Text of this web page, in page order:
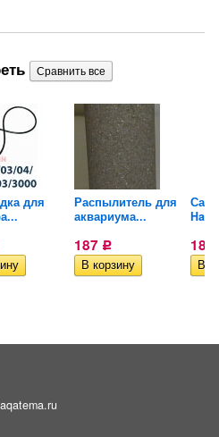
для
Распылитель для
аквариума...
187 Р 189